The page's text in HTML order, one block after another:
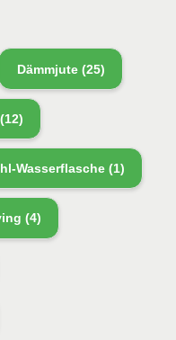
Dämmjute(25)
(12)
Wasserflasche(1)
(4)